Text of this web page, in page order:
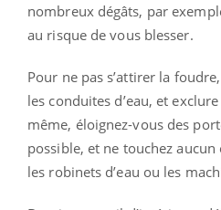
nombreux dégâts, par
au risque de vous blesser.
Pour ne pas s’attirer la
les conduites d’eau, et
même, éloignez-vous des
possible, et ne touchez
les robinets d’eau ou les